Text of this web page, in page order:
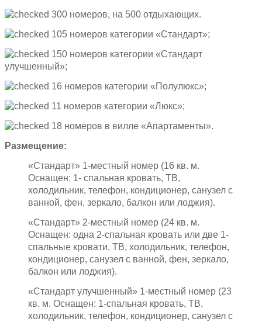
300 номеров, на 500 отдыхающих.
105 номеров категории «Стандарт»;
150 номеров категории «Стандарт
улучшенный»;
16 номеров категории «Полулюкс»;
11 номеров категории «Люкс»;
18 номеров в вилле «Апартаменты».
Размещение:
«Стандарт» 1-местный номер (16 кв. м.
Оснащен: 1- спальная кровать, ТВ,
холодильник, телефон, кондиционер, санузел с
ванной, фен, зеркало, балкон или лоджия).
«Стандарт» 2-местный номер (24 кв. м.
Оснащен: одна 2-спальная кровать или две 1-
спальные кровати, ТВ, холодильник, телефон,
кондиционер, санузел с ванной, фен, зеркало,
балкон или лоджия).
«Стандарт улучшенный» 1-местный номер (23
кв. м. Оснащен: 1-спальная кровать, ТВ,
холодильник, телефон, кондиционер, санузел с